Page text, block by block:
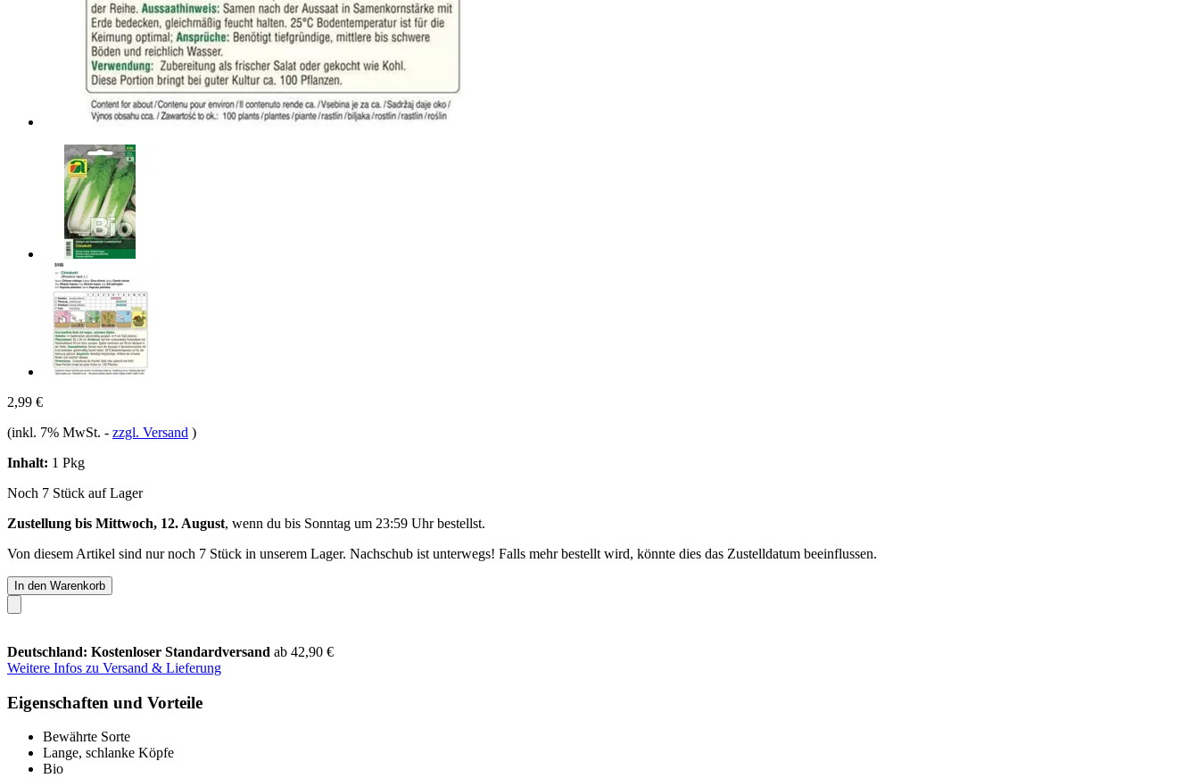
2,99 €
(inkl. 7% MwSt. - zzgl. Versand )
Inhalt: 1 Pkg
Noch 7 Stück auf Lager
Zustellung bis Mittwoch, 12. August, wenn du bis Sonntag um 23:59 Uhrbestellst.
Von diesem Artikel sind nur noch 7 Stück in unserem Lager. Nachschub ist unterwegs! Falls mehr bestellt wird, könnte dies das Zustelldatum beeinflussen.
In den Warenkorb
Deutschland: Kostenloser Standardversand ab 42,90 €
Weitere Infos zu Versand & Lieferung
Eigenschaften und Vorteile
Bewährte Sorte
Lange, schlanke Köpfe
Bio